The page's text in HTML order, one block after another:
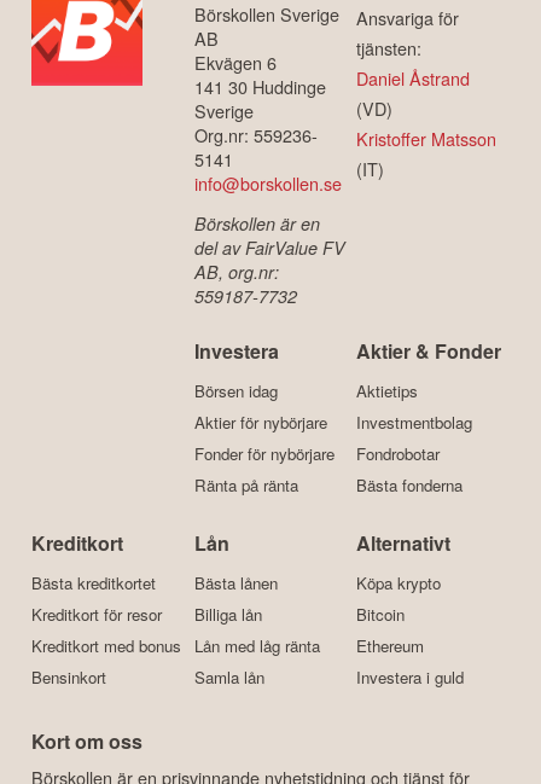
Börskollen Sverige
AB
Ekvägen 6
141 30 Huddinge
Sverige
Org.nr: 559236-
5141
info@borskollen.se
Börskollen är en
del av FairValue FV
AB, org.nr:
559187-7732
Ansvariga för
tjänsten:
Daniel Åstrand
(VD)
Kristoffer Matsson
(IT)
Investera
Börsen idag
Aktier för nybörjare
Fonder för nybörjare
Ränta på ränta
Aktier & Fonder
Aktietips
Investmentbolag
Fondrobotar
Bästa fonderna
Kreditkort
Bästa kreditkortet
Kreditkort för resor
Kreditkort med bonus
Bensinkort
Lån
Bästa lånen
Billiga lån
Lån med låg ränta
Samla lån
Alternativt
Köpa krypto
Bitcoin
Ethereum
Investera i guld
Kort om oss
Börskollen är en prisvinnande nyhetstidning och tjänst för